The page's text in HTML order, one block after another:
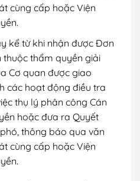
cùng cấp hoặc Viện
kể từ khi nhận được Đơn
thuộc thẩm quyền giải
Cơ quan được giao
các hoạt động điều tra
thụ lý phân công Cán
hoặc đưa ra Quyết
thông báo qua văn
cùng cấp hoặc Viện